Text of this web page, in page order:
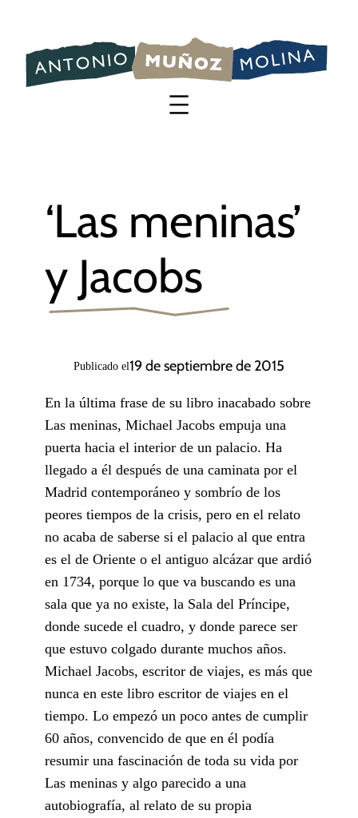
contenido
‘Las meninas’
y Jacobs
Publicado el19 de septiembre de 2015
En la última frase de su libro inacabado sobre
Las meninas, Michael Ja­cobs empuja una
puerta hacia el interior de un palacio. Ha
llegado a él después de una caminata por el
Madrid contemporáneo y sombrío de los
peores tiempos de la crisis, pero en el relato
no acaba de saberse si el palacio al que entra
es el de Oriente o el antiguo alcázar que ardió
en 1734, porque lo que va buscando es una
sala que ya no existe, la Sala del Príncipe,
donde sucede el cuadro, y donde parece ser
que estuvo colgado durante muchos años.
Michael Jacobs, escritor de viajes, es más que
nunca en este libro escritor de viajes en el
tiempo. Lo empezó un poco antes de cumplir
60 años, convencido de que en él podía
resumir una fascinación de toda su vida por
Las meninas y algo parecido a una
autobiografía, al relato de su propia